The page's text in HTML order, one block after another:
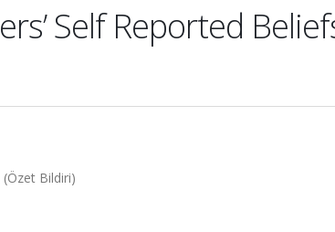
Self Reported
Bildiri)